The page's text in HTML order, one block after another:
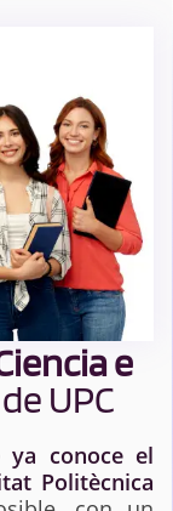
e
UPC
ya conoce el
Politècnica